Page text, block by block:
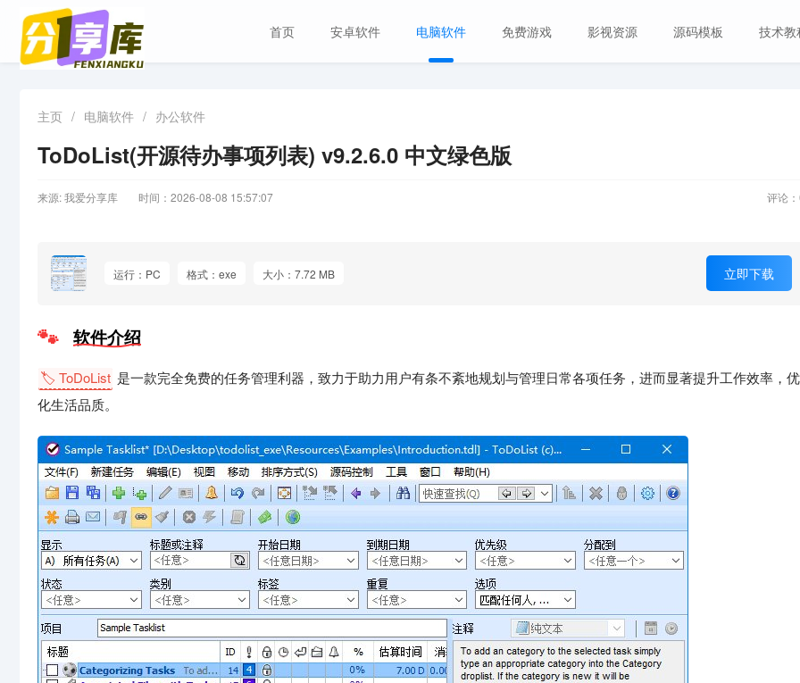
首页 安卓软件 电脑软件 免费游戏 影视资源 源码模板 技术教
主页 / 电脑软件 / 办公软件
ToDoList(开源待办事项列表) v9.2.6.0 中文绿色版
来源: 我爱分享库 时间：2026-08-08 15:57:07 评论：
运行：PC 格式：exe 大小：7.72 MB 立即下载
软件介绍
🏷️ ToDoList 是一款完全免费的任务管理利器，致力于助力用户有条不紊地规划与管理日常各项任务，进而显著提升工作效率，优
化生活品质。